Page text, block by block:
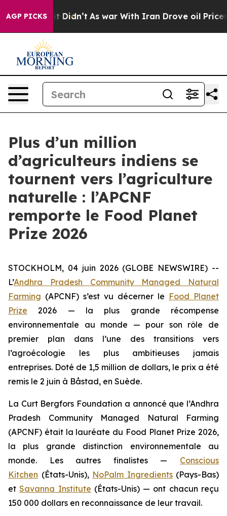
AGP PICKS
it Didn’t As war With Iran Drove oil Prices
Plus d’un million
d’agriculteurs indiens se
tournent vers l’agriculture
naturelle : l’APCNF
remporte le Food Planet
Prize 2026
STOCKHOLM, 04 juin 2026 (GLOBE NEWSWIRE) --
L’Andhra Pradesh Community Managed Natural
Farming (APCNF) s’est vu décerner le Food Planet
Prize 2026 — la plus grande récompense
environnementale au monde — pour son rôle de
premier plan dans l’une des transitions vers
l’agroécologie les plus ambitieuses
jamais
entreprises. Doté de 1,5 million de dollars, le prix a été
remis le 2 juin à Båstad, en Suède.
La Curt Bergfors Foundation a annoncé que l’Andhra
Pradesh Community Managed Natural Farming
(APCNF) était la lauréate du Food Planet Prize 2026,
la plus grande distinction environnementale au
monde. Les autres finalistes— Conscious
Kitchen (États-Unis), NoPalm Ingredients(Pays-Bas)
etSavanna Institute (États-Unis) — ont chacun reçu
150 000 dollars en reconnaissance de leur travail.